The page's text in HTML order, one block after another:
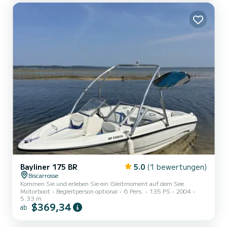
Bayliner 175 BR 5.0 (1 bewertungen)
Biscarrosse
Kommen Sie und erleben Sie ein Gleitmoment auf dem See
Motorboot
Begleitperson optional 6 Pers. 135 PS
2004
5.33 m
ab $369,34